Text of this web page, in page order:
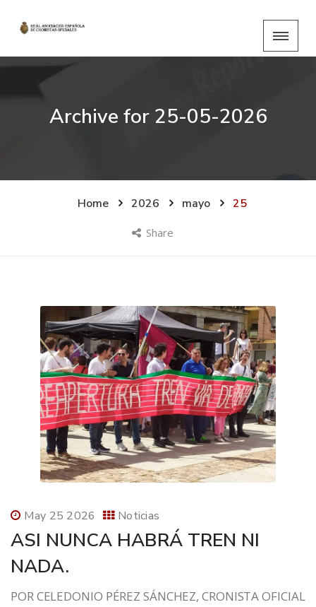
Archive for 25-05-2026
Home 2026 mayo 25
Share
May 25 2026 Noticias
ASI NUNCA HABRÁ TREN NI
NADA.
POR CELEDONIO PÉREZ SÁNCHEZ, CRONISTA OFICIAL